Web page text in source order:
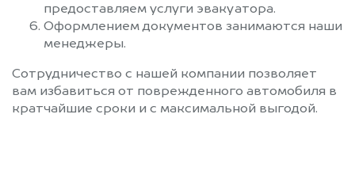
предоставляем услуги эвакуатора.
Оформлением документов занимаются наши
менеджеры.
Сотрудничество с нашей компании позволяет
вам избавиться от поврежденного автомобиля в
кратчайшие сроки и с максимальной выгодой.